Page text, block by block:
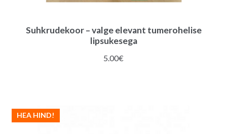
Suhkrudekoor – valge elevant tumerohelise
lipsukesega
5.00€
HEA HIND!